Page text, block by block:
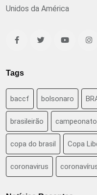
Unidos da América
Tags
baccf bolsonaro
brasileirão
copa do brasil Copa
coronavirus